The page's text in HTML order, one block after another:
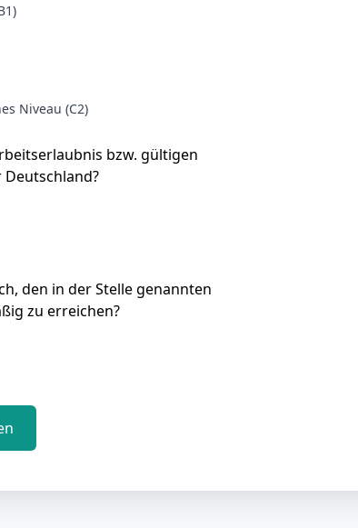
Niveau (C2)
bzw. gültigen
den in der Stelle genannten
zu erreichen?